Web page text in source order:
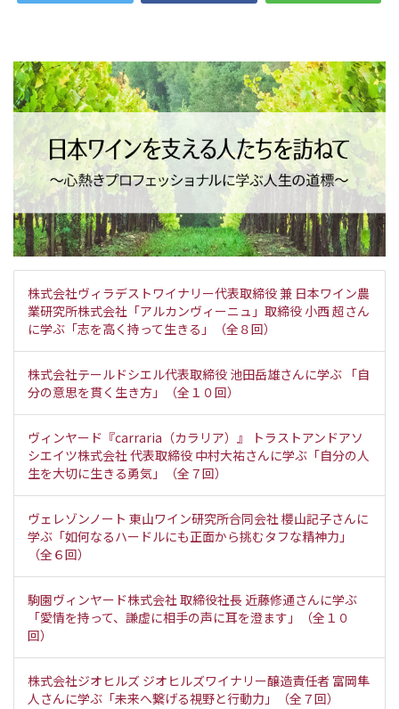
株式会社ヴィラデストワイナリー代表取締役 兼 日本ワイン農
業研究所株式会社「アルカンヴィーニュ」取締役 小西 超さん
に学ぶ「志を高く持って生きる」（全８回）
株式会社テールドシエル代表取締役 池田岳雄さんに学ぶ 「自
分の意思を貫く生き方」（全１０回）
ヴィンヤード『carraria（カラリア）』 トラストアンドアソ
シエイツ株式会社 代表取締役 中村大祐さんに学ぶ「自分の人
生を大切に生きる勇気」（全７回）
ヴェレゾンノート 東山ワイン研究所合同会社 櫻山記子さんに
学ぶ「如何なるハードルにも正面から挑むタフな精神力」
（全６回）
駒園ヴィンヤード株式会社 取締役社長 近藤修通さんに学ぶ
「愛情を持って、謙虚に相手の声に耳を澄ます」（全１０
回）
株式会社ジオヒルズ ジオヒルズワイナリー醸造責任者 富岡隼
人さんに学ぶ「未来へ繋げる視野と行動力」（全７回）